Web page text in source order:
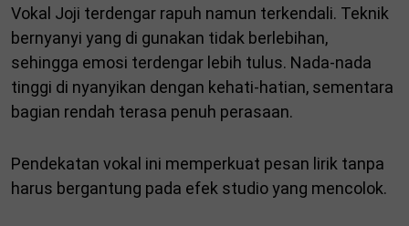
Vokal Joji terdengar rapuh namun terkendali. Teknik
bernyanyi yang di gunakan tidak berlebihan,
sehingga emosi terdengar lebih tulus. Nada-nada
tinggi di nyanyikan dengan kehati-hatian, sementara
bagian rendah terasa penuh perasaan.
Pendekatan vokal ini memperkuat pesan lirik tanpa
harus bergantung pada efek studio yang mencolok.